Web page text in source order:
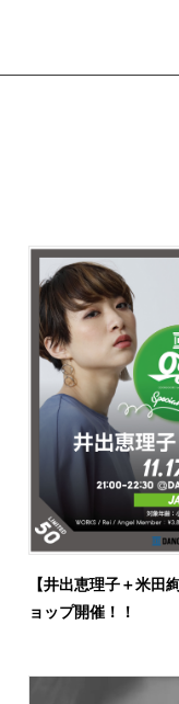
【井出恵理子＋米田
ョップ開催！！